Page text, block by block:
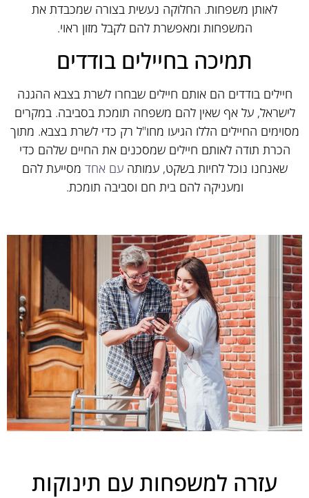
לאותן משפחות. החלוקה נעשית בצורה שמכבדת את
המשפחות ומאפשרת להם לקבל מזון ראוי.
תמיכה בחיילים בודדים
חיילים בודדים הם אותם חיילים שבחרו לשרת בצבא ההגנה
לישראל, על אף שאין להם משפחה תומכת בסביבה. במקרים
מסוימים החיילים הללו הגיעו מחו"ל רק כדי לשרת בצבא. מתוך
הכרת תודה לאותם חיילים שמסכנים את החיים שלהם כדי
שאנחנו נוכל לחיות בשקט, עמותהעם אחד מסייעת להם
ומעניקה להם בית חם וסביבה תומכת.
עזרה למשפחות עם תינוקות